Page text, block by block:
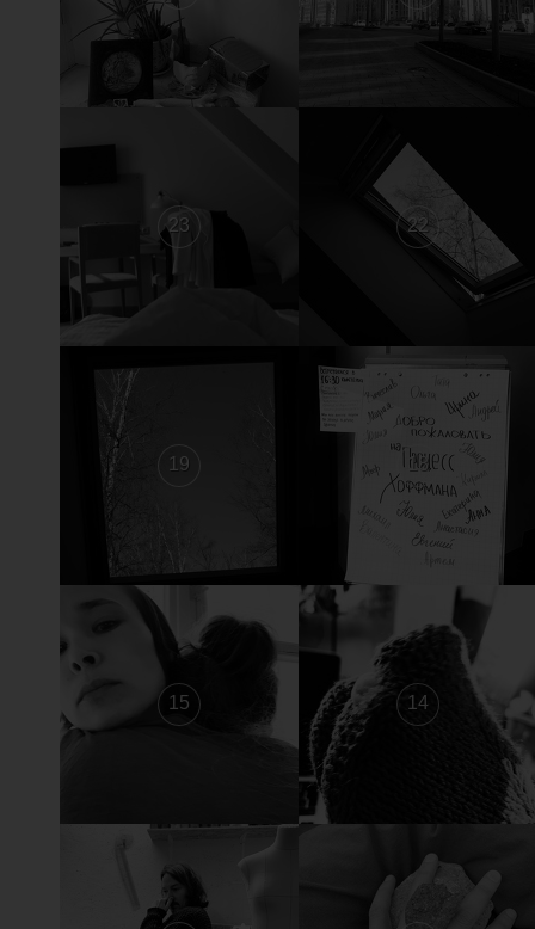
23 22
19 18
15 14